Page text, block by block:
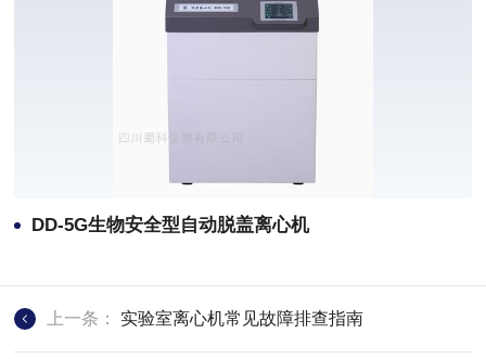
DD-5G生物安全型自动脱盖离心机
上一条： 实验室离心机常见故障排查指南